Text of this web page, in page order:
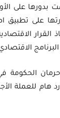
على
على
الاقتصادي
الحكومة
هام للعملة